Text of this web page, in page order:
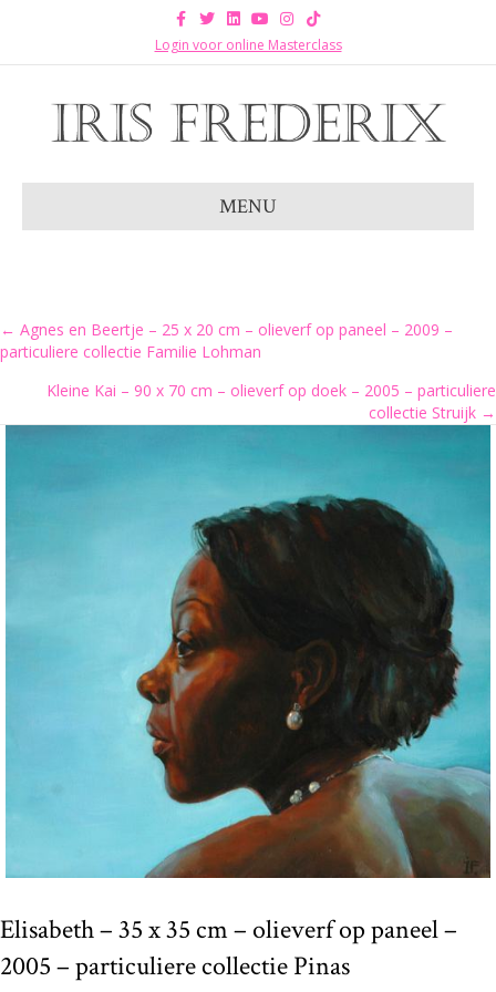
Facebook
TwitterLinkedinYoutubeInstagram
Tiktok
Login voor online Masterclass
MENU
Posts
navigation
← Agnes en Beertje – 25 x 20 cm – olieverf op paneel – 2009 –
particuliere collectie Familie Lohman
Kleine Kai – 90 x 70 cm – olieverf op doek – 2005 – particuliere
collectie Struijk →
Elisabeth – 35 x 35 cm – olieverf op paneel –
2005 – particuliere collectie Pinas